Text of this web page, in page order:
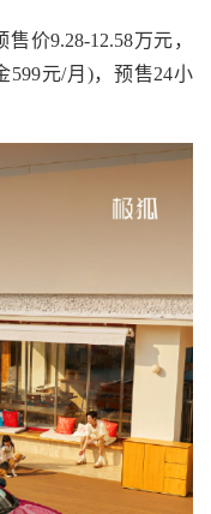
9.28-12.58万元，
599元/月)，预售24小